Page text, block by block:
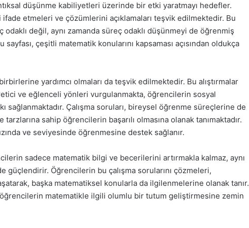
düşünme kabiliyetleri üzerinde bir etki yaratmayı hedefler.
etmeleri ve çözümlerini açıklamaları teşvik edilmektedir. Bu
değil, aynı zamanda süreç odaklı düşünmeyi de öğrenmiş
sayfası, çeşitli matematik konularını kapsaması açısından oldukça
yardımcı olmaları da teşvik edilmektedir. Bu alıştırmalar
ve eğlenceli yönleri vurgulanmakta, öğrencilerin sosyal
sağlanmaktadır. Çalışma soruları, bireysel öğrenme süreçlerine de
sahip öğrencilerin başarılı olmasına olanak tanımaktadır.
ve seviyesinde öğrenmesine destek sağlanır.
sadece matematik bilgi ve becerilerini artırmakla kalmaz, aynı
güçlendirir. Öğrencilerin bu çalışma sorularını çözmeleri,
başka matematiksel konularla da ilgilenmelerine olanak tanır.
öğrencilerin matematikle ilgili olumlu bir tutum geliştirmesine zemin